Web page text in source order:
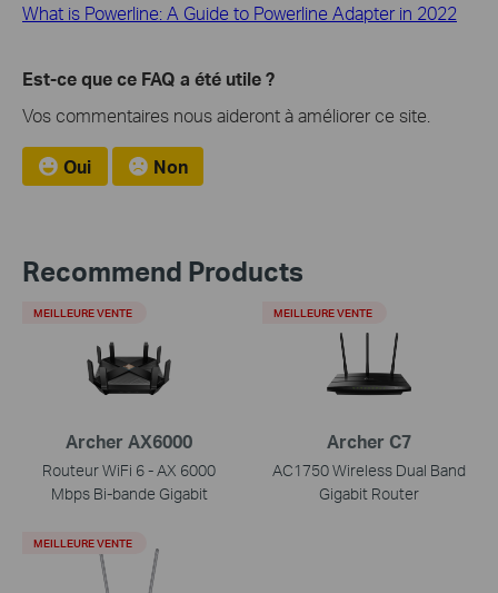
What is Powerline: A Guide to Powerline Adapter in 2022
Est-ce que ce FAQ a été utile ?
Vos commentaires nous aideront à améliorer ce site.
Oui Non
Recommend Products
Archer AX6000
Routeur WiFi 6 - AX 6000
Mbps Bi-bande Gigabit
MEILLEURE VENTE
Archer C7
AC1750 Wireless Dual Band
Gigabit Router
MEILLEURE VENTE
MEILLEURE VENTE